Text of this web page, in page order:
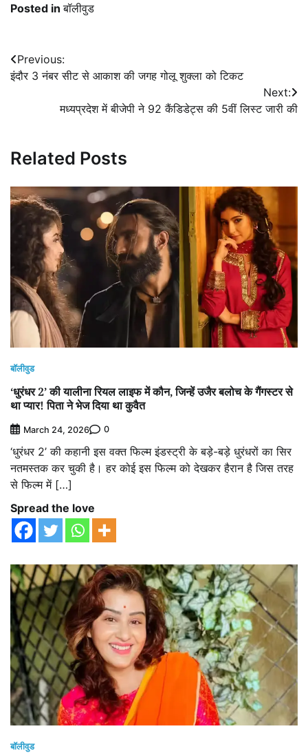
Posted inबॉलीवुड
Post
navigation
Previous:
इंदौर 3 नंबर सीट से आकाश की जगह गोलू शुक्ला को टिकट
Next:
मध्यप्रदेश में बीजेपी ने 92 कैंडिडेट्स की 5वीं लिस्ट जारी की
Related Posts
बॉलीवुड
‘धुरंधर 2’ की यालीना रियल लाइफ में कौन, जिन्हें उजैर बलोच के गैंगस्टर से
था प्यार! पिता ने भेज दिया था कुवैत
March 24, 2026 0
‘धुरंधर 2’ की कहानी इस वक्त फिल्म इंडस्ट्री के बड़े-बड़े धुरंधरों का सिर
नतमस्तक कर चुकी है। हर कोई इस फिल्म को देखकर हैरान है जिस तरह
से फिल्म में […]
Spread the love
बॉलीवुड